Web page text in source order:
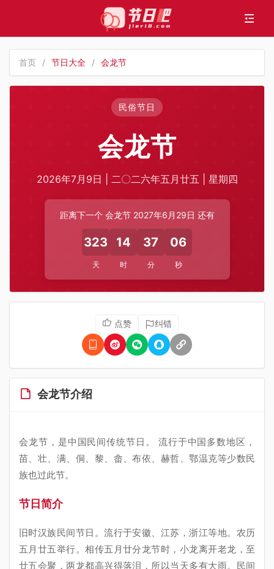
首页 / 节日大全 / 会龙节
民俗节日
会龙节
2026年7月9日 | 二〇二六年五月廿五 | 星期四
距离下一个 会龙节 2027年6月29日 还有
323
天
14
时
37
分
06
秒
点赞 纠错
会龙节介绍
会龙节，是中国民间传统节日。 流行于中国多数地区，
苗、壮、满、侗、黎、畲、布依、赫哲、鄂温克等少数民
族也过此节。
节日简介
旧时汉族民间节日。流行于安徽、江苏，浙江等地。农历
五月廿五举行。相传五月廿分龙节时，小龙离开老龙，至
廿五会聚，两龙都高兴得落泪，所以当天多有大雨。民间